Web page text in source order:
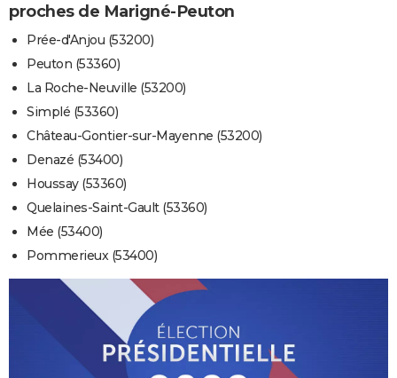
proches de Marigné-Peuton
Prée-d'Anjou (53200)
Peuton (53360)
La Roche-Neuville (53200)
Simplé (53360)
Château-Gontier-sur-Mayenne (53200)
Denazé (53400)
Houssay (53360)
Quelaines-Saint-Gault (53360)
Mée (53400)
Pommerieux (53400)